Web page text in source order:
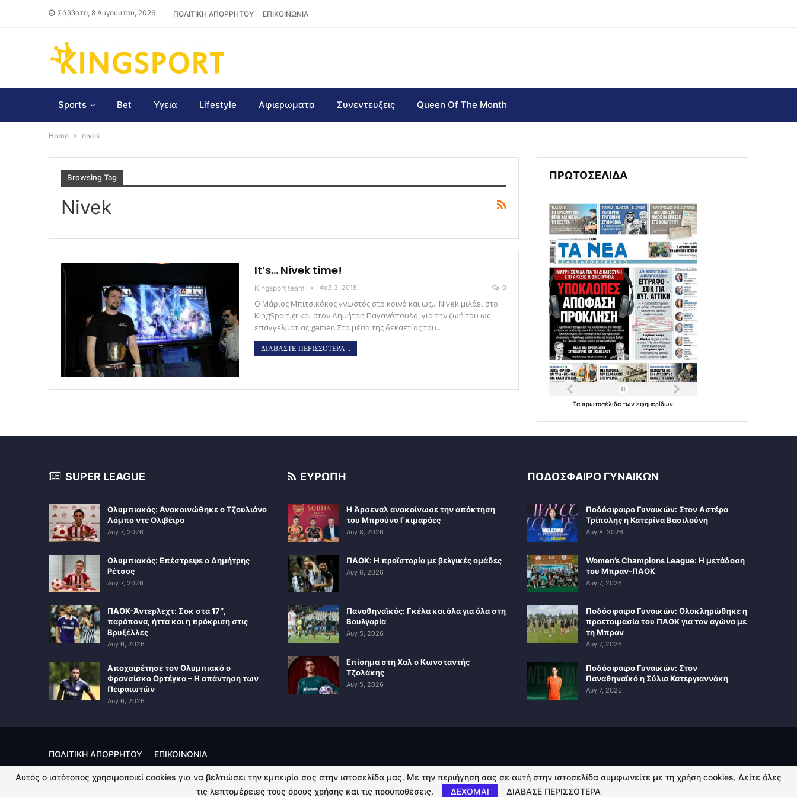
Σάββατο, 8 Αυγούστου, 2026 ΠΟΛΙΤΙΚΗ ΑΠΟΡΡΗΤΟΥ ΕΠΙΚΟΙΝΩΝΙΑ
Sports Bet Υγεια Lifestyle Αφιερωματα Συνεντευξεις Queen Of The Month
Home nivek
Browsing Tag
Nivek
It’s… Nivek time!
Kingsport team Φεβ 3, 2018 0
Ο Μάριος Μπιτσικόκος γνωστός στο κοινό και ως... Nivek μιλάει στο
KingSport.gr και στον Δημήτρη Παγανόπουλο, για την ζωή του ως
επαγγελματίας gamer. Στα μέσα της δεκαετίας του…
ΔΙΑΒΑΣΤΕ ΠΕΡΙΣΣΟΤΕΡΑ...
ΠΡΩΤΟΣΕΛΙΔΑ
Ταπρωτοσέλιδατωνεφημερίδων
SUPER LEAGUE
Ολυμπιακός: Ανακοινώθηκε ο Τζουλιάνο
Λόμπο ντε Ολιβέιρα
Αυγ 7, 2026
Ολυμπιακός: Επέστρεψε ο Δημήτρης
Ρέτσος
Αυγ 7, 2026
ΠΑΟΚ-Άντερλεχτ: Σοκ στα 17″,
παράπονα, ήττα και η πρόκριση στις
Βρυξέλλες
Αυγ 6, 2026
Αποχαιρέτησε τον Ολυμπιακό ο
Φρανσίσκο Ορτέγκα – Η απάντηση των
Πειραιωτών
Αυγ 6, 2026
ΕΥΡΩΠΗ
Η Άρσεναλ ανακοίνωσε την απόκτηση
του Μπρούνο Γκιμαράες
Αυγ 8, 2026
ΠΑΟΚ: Η προϊστορία με βελγικές ομάδες
Αυγ 6, 2026
Παναθηναϊκός: Γκέλα και όλα για όλα στη
Βουλγαρία
Αυγ 5, 2026
Επίσημα στη Χαλ ο Κωνσταντής
Τζολάκης
Αυγ 5, 2026
ΠΟΔΟΣΦΑΙΡΟ ΓΥΝΑΙΚΩΝ
Ποδόσφαιρο Γυναικών: Στον Αστέρα
Τρίπολης η Κατερίνα Βασιλούνη
Αυγ 8, 2026
Women’s Champions League: Η μετάδοση
του Μπραν-ΠΑΟΚ
Αυγ 7, 2026
Ποδόσφαιρο Γυναικών: Ολοκληρώθηκε η
προετοιμασία του ΠΑΟΚ για τον αγώνα με
τη Μπραν
Αυγ 7, 2026
Ποδόσφαιρο Γυναικών: Στον
Παναθηναϊκό η Σύλια Κατεργιαννάκη
Αυγ 7, 2026
ΠΟΛΙΤΙΚΗ ΑΠΟΡΡΗΤΟΥ ΕΠΙΚΟΙΝΩΝΙΑ
© 2026 - Kingsport.gr. All Rights Reserved.
Αυτός ο ιστότοπος χρησιμοποιεί cookies για να βελτιώσει την εμπειρία σας στην ιστοσελίδα μας. Με την περιήγησή σας σε αυτή στην ιστοσελίδα συμφωνείτε με τη χρήση cookies. Δείτε όλες
τις λεπτομέρειες τους όρους χρήσης και τις προϋποθέσεις.
ΔΕΧΟΜΑΙ ΔΙΑΒΑΣΕ ΠΕΡΙΣΣΟΤΕΡΑ